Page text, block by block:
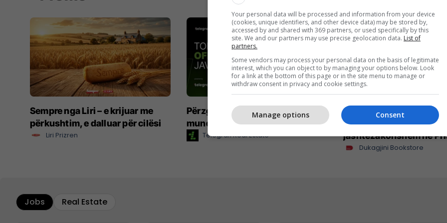
Sempre nga Liri – e krijuar me
përkushtim, e dalluar për cilësi
Liri Prizren
Përzgjedhja javore: katër
mundësi për banim dhe investim
Telegrafi Real Estate
BookFest vazhdon
Gjilan pas suksesit të
jashtëzakonshëm në
Dukagjini Bookstore
Jobs Real Estate
Your personal data will be processed and information from your device
(cookies, unique identifiers, and other device data) may be stored by,
accessed by and shared with 369 partners, or used specifically by this
site. We and our partners may use precise geolocation data. List of
partners.
Some vendors may process your personal data on the basis of legitimate
interest, which you can object to by managing your options below. Look
for a link at the bottom of this page or in the site menu to manage or
withdraw consent in privacy and cookie settings.
Consent
Manage options